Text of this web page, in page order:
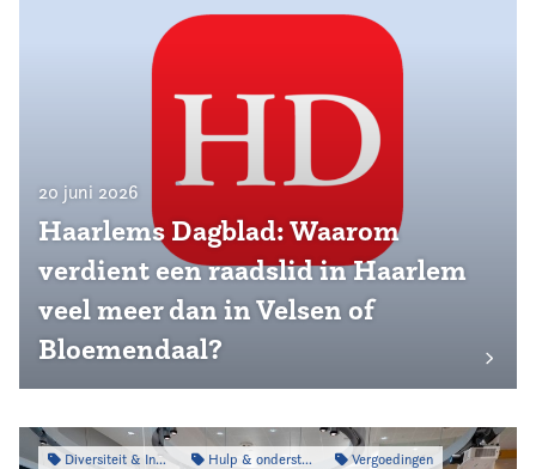
20 juni 2026
Haarlems Dagblad: Waarom
verdient een raadslid in Haarlem
veel meer dan in Velsen of
Bloemendaal?
Diversiteit & Inclusiviteit Hulp & ondersteuning Vergoedingen